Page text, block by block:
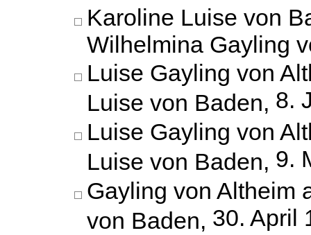
Karoline Luise von
Wilhelmina Gayling
Luise Gayling von
Luise von Baden, 8.
Luise Gayling von
Luise von Baden, 9.
Gayling von Altheim
von Baden, 30. April